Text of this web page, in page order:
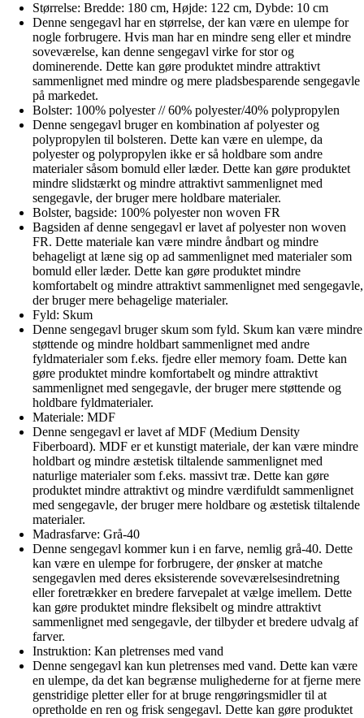
Størrelse: Bredde: 180 cm, Højde: 122 cm, Dybde: 10 cm
Denne sengegavl har en størrelse, der kan være en ulempe for
nogle forbrugere. Hvis man har en mindre seng eller et mindre
soveværelse, kan denne sengegavl virke for stor og
dominerende. Dette kan gøre produktet mindre attraktivt
sammenlignet med mindre og mere pladsbesparende sengegavle
på markedet.
Bolster: 100% polyester // 60% polyester/40% polypropylen
Denne sengegavl bruger en kombination af polyester og
polypropylen til bolsteren. Dette kan være en ulempe, da
polyester og polypropylen ikke er så holdbare som andre
materialer såsom bomuld eller læder. Dette kan gøre produktet
mindre slidstærkt og mindre attraktivt sammenlignet med
sengegavle, der bruger mere holdbare materialer.
Bolster, bagside: 100% polyester non woven FR
Bagsiden af denne sengegavl er lavet af polyester non woven
FR. Dette materiale kan være mindre åndbart og mindre
behageligt at læne sig op ad sammenlignet med materialer som
bomuld eller læder. Dette kan gøre produktet mindre
komfortabelt og mindre attraktivt sammenlignet med sengegavle,
der bruger mere behagelige materialer.
Fyld: Skum
Denne sengegavl bruger skum som fyld. Skum kan være mindre
støttende og mindre holdbart sammenlignet med andre
fyldmaterialer som f.eks. fjedre eller memory foam. Dette kan
gøre produktet mindre komfortabelt og mindre attraktivt
sammenlignet med sengegavle, der bruger mere støttende og
holdbare fyldmaterialer.
Materiale: MDF
Denne sengegavl er lavet af MDF (Medium Density
Fiberboard). MDF er et kunstigt materiale, der kan være mindre
holdbart og mindre æstetisk tiltalende sammenlignet med
naturlige materialer som f.eks. massivt træ. Dette kan gøre
produktet mindre attraktivt og mindre værdifuldt sammenlignet
med sengegavle, der bruger mere holdbare og æstetisk tiltalende
materialer.
Madrasfarve: Grå-40
Denne sengegavl kommer kun i en farve, nemlig grå-40. Dette
kan være en ulempe for forbrugere, der ønsker at matche
sengegavlen med deres eksisterende soveværelsesindretning
eller foretrækker en bredere farvepalet at vælge imellem. Dette
kan gøre produktet mindre fleksibelt og mindre attraktivt
sammenlignet med sengegavle, der tilbyder et bredere udvalg af
farver.
Instruktion: Kan pletrenses med vand
Denne sengegavl kan kun pletrenses med vand. Dette kan være
en ulempe, da det kan begrænse mulighederne for at fjerne mere
genstridige pletter eller for at bruge rengøringsmidler til at
opretholde en ren og frisk sengegavl. Dette kan gøre produktet